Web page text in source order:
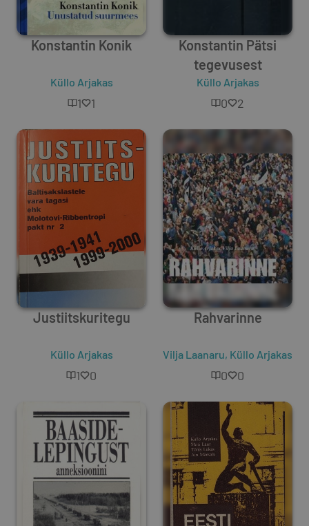
Konstantin Konik
Küllo Arjakas
1 1
Konstantin Pätsi
tegevusest
Küllo Arjakas
0 2
Justiitskuritegu
Küllo Arjakas
1 0
Rahvarinne
Vilja Laanaru, Küllo Arjakas
0 0